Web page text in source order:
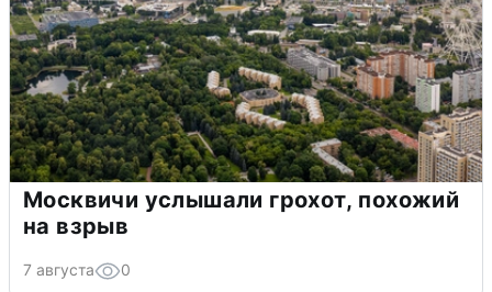
Москвичи услышали грохот, похожий
на взрыв
7 августа 0